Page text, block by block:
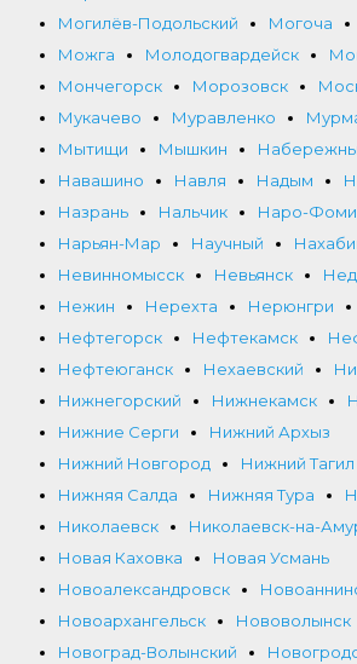
Могилёв-Подольский
Могоча
Можга
Молодогвардейск
Мончегорск
Морозовск
Мукачево
Муравленко
Мытищи
Мышкин
Навашино
Навля Надым
Назрань
Нальчик
Наро-
Нарьян-Мар
Научный
Невинномысск
Невьянск
Нежин
Нерехта Нерюнгри
Нефтегорск
Нефтекамск
Нефтеюганск
Нехаевский
Нижнегорский
Нижнекамск
Нижние Серги
Нижний Архыз
Нижний Новгород
Нижний Тагил
Нижняя Салда
Нижняя Тура
Николаевск
Николаевск-на-
Новая Каховка
Новая Усмань
Новоалександровск
Новоархангельск
Нововолынск
Новоград-Волынский